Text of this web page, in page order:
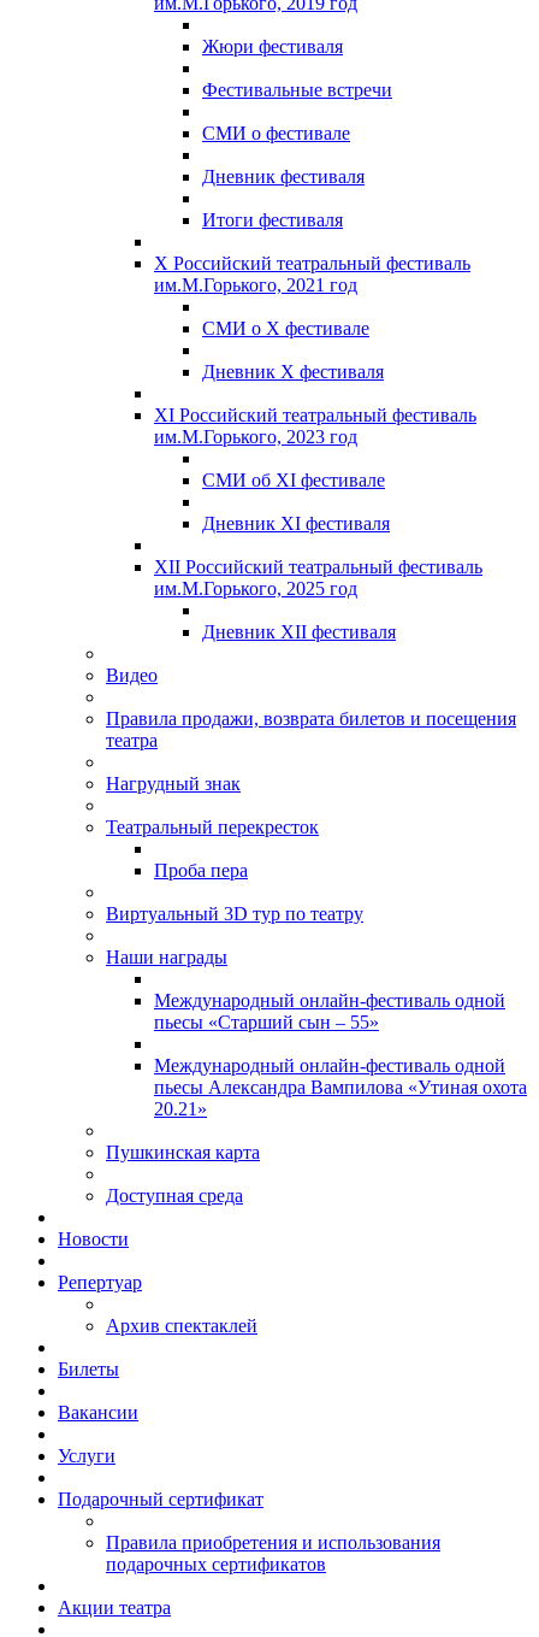
Жюри фестиваля
Фестивальные встречи
СМИ о фестивале
Дневник фестиваля
Итоги фестиваля
X Российский театральный фестиваль
им.М.Горького, 2021 год
СМИ о X фестивале
Дневник X фестиваля
XI Российский театральный фестиваль
им.М.Горького, 2023 год
СМИ об XI фестивале
Дневник XI фестиваля
XII Российский театральный фестиваль
им.М.Горького, 2025 год
Дневник XII фестиваля
Видео
Правила продажи, возврата билетов и посещения
театра
Нагрудный знак
Театральный перекресток
Проба пера
Виртуальный 3D тур по театру
Наши награды
Международный онлайн-фестиваль одной
пьесы «Старший сын – 55»
Международный онлайн-фестиваль одной
пьесы Александра Вампилова «Утиная охота
20.21»
Пушкинская карта
Доступная среда
Новости
Репертуар
Архив спектаклей
Билеты
Вакансии
Услуги
Подарочный сертификат
Правила приобретения и использования
подарочных сертификатов
Акции театра